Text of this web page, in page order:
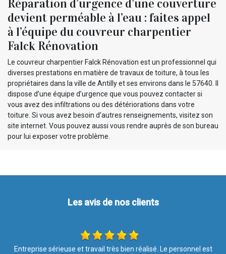
Réparation d’urgence d’une couverture
devient perméable à l’eau : faites appel
à l’équipe du couvreur charpentier
Falck Rénovation
Le couvreur charpentier Falck Rénovation est un professionnel qui
diverses prestations en matière de travaux de toiture, à tous les
propriétaires dans la ville de Antilly et ses environs dans le 57640. Il
dispose d’une équipe d’urgence que vous pouvez contacter si
vous avez des infiltrations ou des détériorations dans votre
toiture. Si vous avez besoin d’autres renseignements, visitez son
site internet. Vous pouvez aussi vous rendre auprès de son bureau
pour lui exposer votre problème.
Les avis de nos clients
Entreprise sérieuse et travail très bien réalisé. Le personnel est